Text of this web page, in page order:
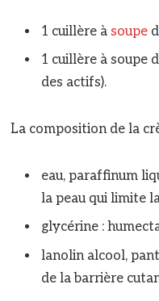
1 cuillère à soupe
1 cuillère à soupe
des actifs).
La composition de la
eau, paraffinum
la peau qui limite
glycérine :
lanolin alcool,
de la barrière